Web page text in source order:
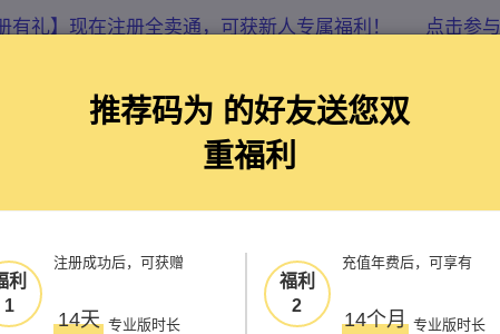
有礼】现在注册全卖通，可获新人专属福利！ 点击参与
首页 价格
运营系统
推荐码为 的好友送您双
重福利
利
1
注册成功后，可获赠
14天 专业版时长
福利
2
充值年费后，可享有
14个月 专业版时长